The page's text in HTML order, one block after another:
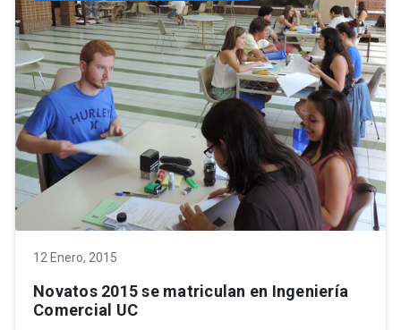
12 Enero, 2015
Novatos 2015 se matriculan en Ingeniería
Comercial UC